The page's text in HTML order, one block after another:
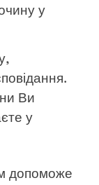
у
Ви
у
допоможе